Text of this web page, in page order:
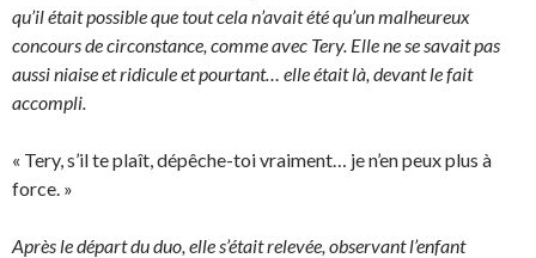
qu’il était possible que tout cela n’avait été qu’un malheureux
concours de circonstance, comme avec Tery. Elle ne se savait pas
aussi niaise et ridicule et pourtant… elle était là, devant le fait
accompli.
« Tery, s’il te plaît, dépêche-toi vraiment… je n’en peux plus à
force. »
Après le départ du duo, elle s’était relevée, observant l’enfant